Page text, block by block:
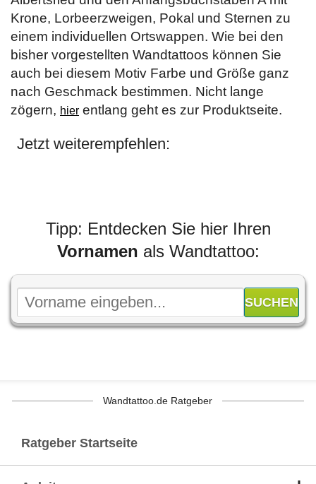
Krone, Lorbeerzweigen, Pokal und Sternen zu
einem individuellen Ortswappen. Wie bei den
bisher vorgestellten Wandtattoos können Sie
auch bei diesem Motiv Farbe und Größe ganz
nach Geschmack bestimmen. Nicht lange
zögern, hier entlang geht es zur Produktseite.
Jetzt weiterempfehlen:
Tipp: Entdecken Sie hier Ihren
Vornamen als Wandtattoo:
Wandtattoo.de Ratgeber
Ratgeber Startseite